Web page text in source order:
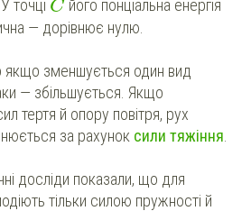
точці C його понціальна енергія
— дорівнює нулю.
зменшується один вид
— збільшується. Якщо
тертя й опору повітря, рух
за рахунок сили тяжіння
досліди показали, що для
тільки силою пружності й